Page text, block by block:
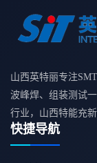
山西英特丽专注
波峰焊、组装测试
行业，山西特能充
快捷导航